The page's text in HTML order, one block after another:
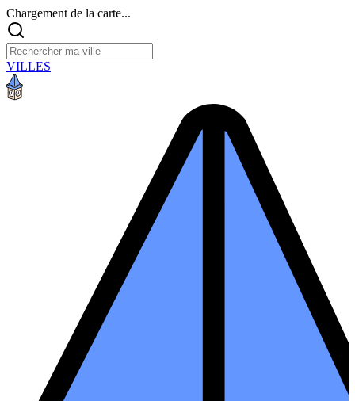
Chargement de la carte...
VILLES